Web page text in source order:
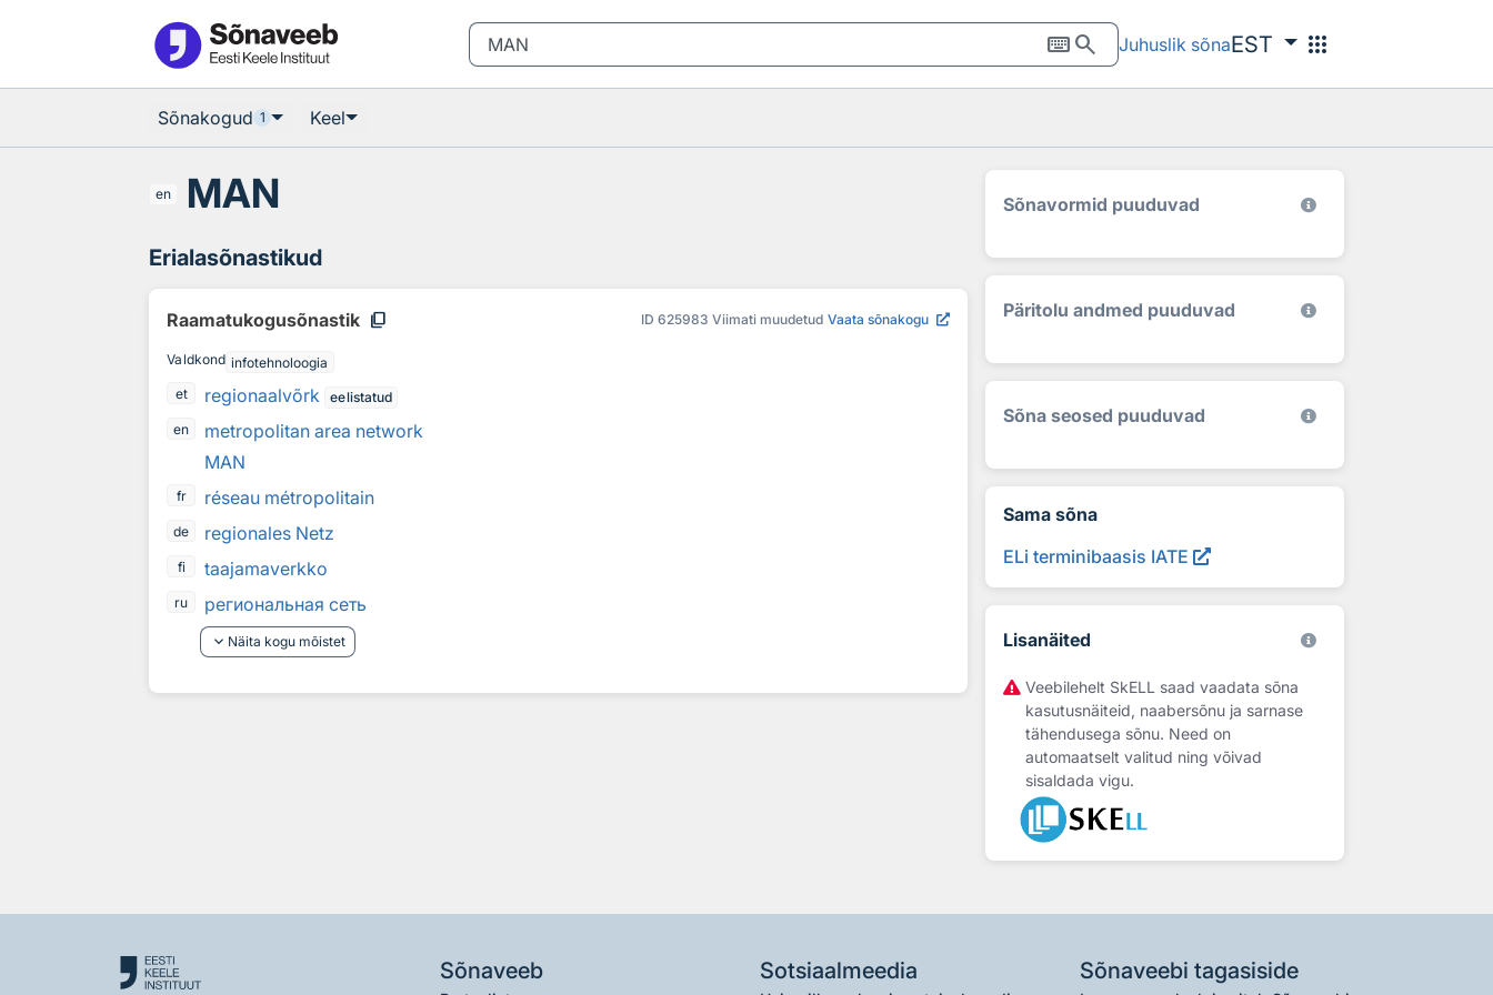
keyboardsearch Juhuslik sõnaEST apps
Sõnakogud 1 Keel
en MAN
Erialasõnastikud
Raamatukogusõnastik content_copy ID 625983 Viimati muudetud Vaata sõnakogu
Valdkond infotehnoloogia
et
regionaalvõrk
eelistatud
en
metropolitan area network
MAN
fr réseau métropolitain
de regionales Netz
fi taajamaverkko
ru
региональная сеть
keyboard_arrow_down Näita kogu mõistet
Sõnavormid puuduvad
Päritolu andmed puuduvad
Sõna seosed puuduvad
Sama sõna
ELi terminibaasis IATE
Lisanäited
Veebilehelt SkELL saad vaadata sõna
kasutusnäiteid, naabersõnu ja sarnase
tähendusega sõnu. Need on
automaatselt valitud ning võivad
sisaldada vigu.
Sõnaveeb Sotsiaalmeedia Sõnaveebi tagasiside